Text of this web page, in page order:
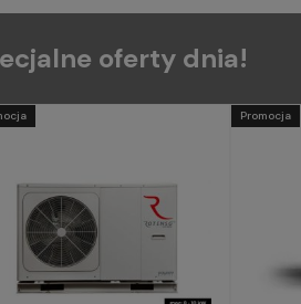
oferty dnia!
Promocja